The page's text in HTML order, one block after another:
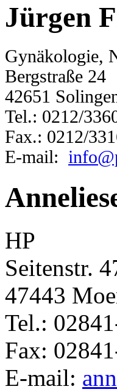
Jürgen
Gynäkologie,
Bergstraße 24
42651
Tel.: 0212/
Fax.: 0212/
E-mail:
HP
Seitenstr.
47443
Tel.:
Fax:
E-mail: